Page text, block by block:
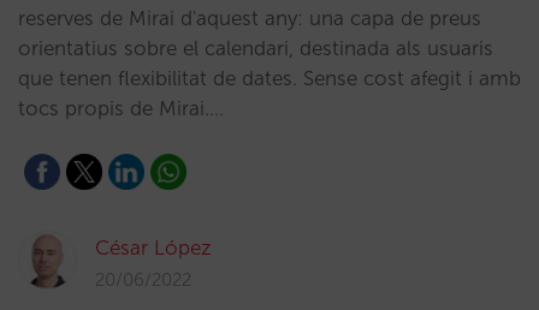
reserves de Mirai d'aquest any: una capa de preus
orientatius sobre el calendari, destinada als usuaris
que tenen flexibilitat de dates. Sense cost afegit i amb
tocs propis de Mirai.…
César López
20/06/2022